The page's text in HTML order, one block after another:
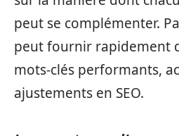
peut se complémenter.
peut fournir rapidement
mots-clés performants,
ajustements en SEO.